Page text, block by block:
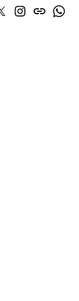
Instagram
issuu